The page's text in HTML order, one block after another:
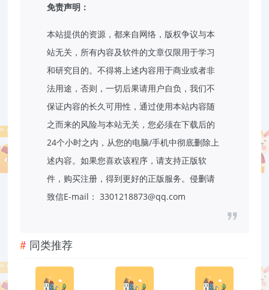
免责声明：
本站提供的资源，都来自网络，版权争议与本
站无关，所有内容及软件的文章仅限用于学习
和研究目的。不得将上述内容用于商业或者非
法用途，否则，一切后果请用户自负，我们不
保证内容的长久可用性，通过使用本站内容随
之而来的风险与本站无关，您必须在下载后的
24个小时之内，从您的电脑/手机中彻底删除上
述内容。如果您喜欢该程序，请支持正版软
件，购买注册，得到更好的正版服务。侵删请
致信E-mail： 3301218873@qq.com
同类推荐